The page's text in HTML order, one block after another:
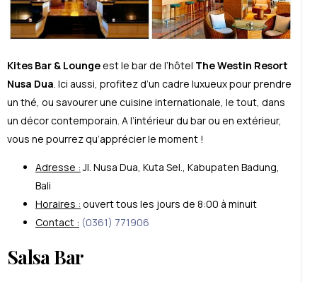
Kites Bar & Loungeest le bar de l’hôtel The Westin Resort
Nusa Dua. Ici aussi, profitez d’un cadre luxueux pour prendre
un thé, ou savourer une cuisine internationale, le tout, dans
un décor contemporain. A l’intérieur du bar ou en extérieur,
vous ne pourrez qu’apprécier le moment !
Adresse :Jl. Nusa Dua, Kuta Sel., Kabupaten Badung,
Bali
Horaires : ouvert tous les jours de 8:00 à minuit
Contact : (0361) 771906
Salsa Bar